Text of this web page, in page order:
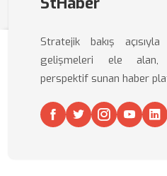
Stratejik bakış
gelişmeleri ele alan,
perspektif sunan haber